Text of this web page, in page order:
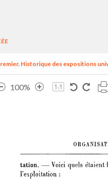
Historique des expositions
100%